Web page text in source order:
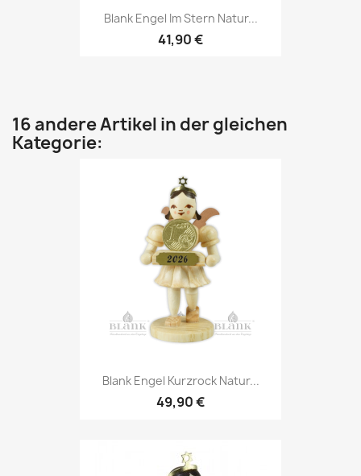
Blank Engel Im Stern Natur...
41,90 €
16 andere Artikel in der gleichen
Kategorie:
Blank Engel Kurzrock Natur...
49,90 €